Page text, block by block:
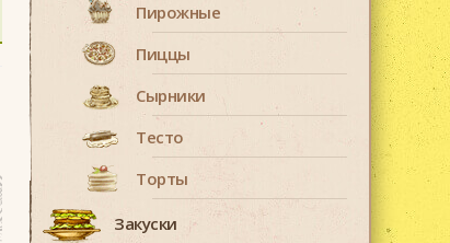
Пирожные
Пиццы
Сырники
Тесто
Торты
Закуски